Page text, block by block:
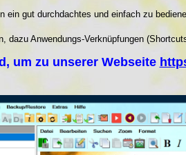
gut durchdachtes und einfach zu
Anwendungs-Verknüpfungen
um zu unserer Webseite